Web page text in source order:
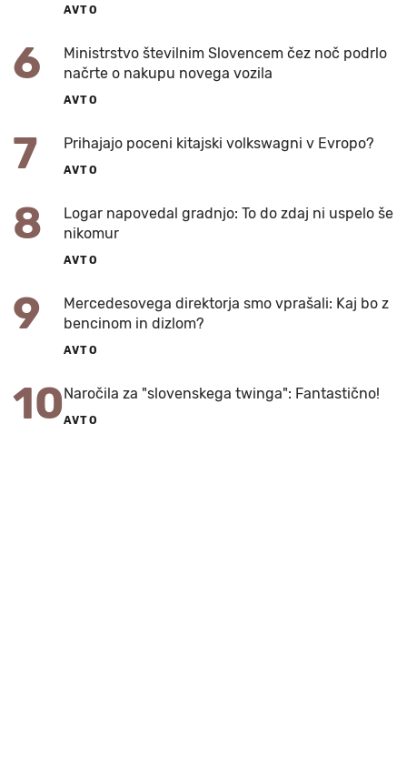
AVTO
6
Ministrstvo številnim Slovencem čez noč podrlo
načrte o nakupu novega vozila
AVTO
7 Prihajajo poceni kitajski volkswagni v Evropo?
AVTO
8
Logar napovedal gradnjo: To do zdaj ni uspelo še
nikomur
AVTO
9
Mercedesovega direktorja smo vprašali: Kaj bo z
bencinom in dizlom?
AVTO
10Naročila za "slovenskega twinga": Fantastično!
AVTO